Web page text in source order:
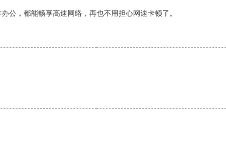
公，都能畅享高速网络，再也不用担心网速卡顿了。